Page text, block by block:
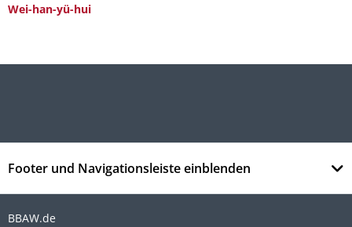
Wei-han-yü-hui
Footer und Navigationsleiste einblenden
BBAW.de